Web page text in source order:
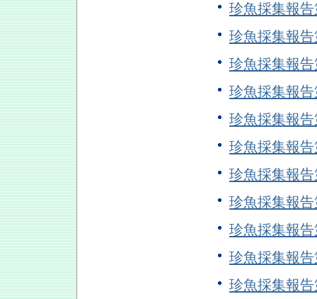
珍魚採集報
珍魚採集報
珍魚採集報
珍魚採集報
珍魚採集報
珍魚採集報
珍魚採集報
珍魚採集報
珍魚採集報
珍魚採集報
珍魚採集報